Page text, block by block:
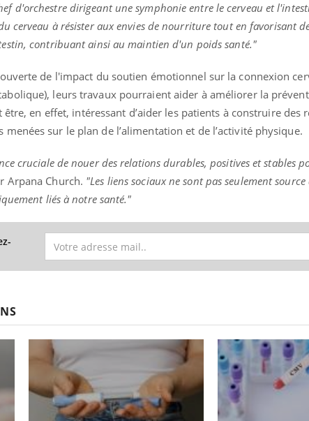
d'orchestre dirigeant une symphonie entre le cerveau et
cerveau à résister aux envies de nourriture tout en favorisant
contribuant ainsi au maintien d'un poids santé."
de l'impact du soutien émotionnel sur la connexion
leurs travaux pourraient aider à améliorer la
en effet, intéressant d’aider les patients à construire des
sur le plan de l’alimentation et de l’activité physique.
cruciale de nouer des relations durables, positives et stables
Arpana Church. "Les liens sociaux ne sont pas seulement
liés à notre santé."